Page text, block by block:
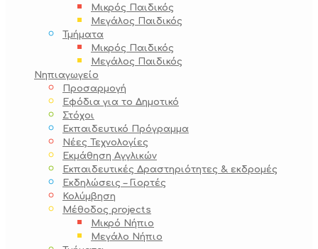
Μικρός Παιδικός
Μεγάλος Παιδικός
Τμήματα
Μικρός Παιδικός
Μεγάλος Παιδικός
Νηπιαγωγείο
Προσαρμογή
Εφόδια για το Δημοτικό
Στόχοι
Εκπαιδευτικό Πρόγραμμα
Νέες Τεχνολογίες
Εκμάθηση Αγγλικών
Εκπαιδευτικές Δραστηριότητες & εκδρομές
Εκδηλώσεις – Γιορτές
Κολύμβηση
Μέθοδος projects
Μικρό Νήπιο
Μεγάλο Νήπιο